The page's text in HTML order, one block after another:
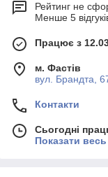
Рейтинг не
Менше 5
Працює з
м. Фастів
вул. Брандта,
Контакти
Сьогодні
Показати